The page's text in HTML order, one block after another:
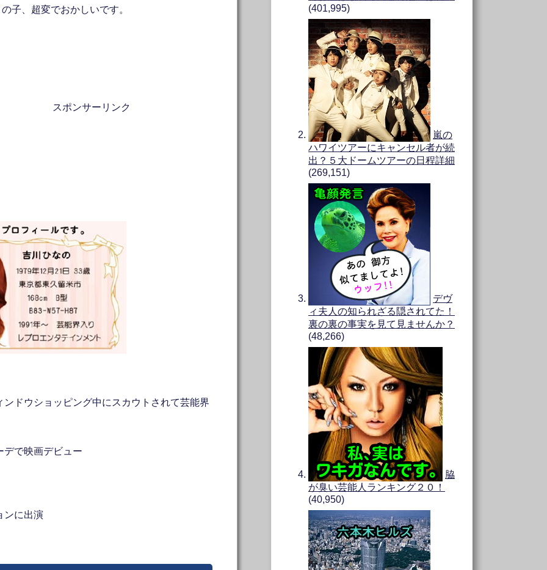
子、超変でおかしいです。
スポンサーリンク
ドウショッピング中にスカウトされて芸能界
で映画デビュー
ンに出演
(401,995)
嵐の
ハワイツアーにキャンセル者が続
出？５大ドームツアーの日程詳細
(269,151)
デヴ
ィ夫人の知られざる隠されてた！
裏の裏の事実を見て見ませんか？
(48,266)
脇
が臭い芸能人ランキング２０！
(40,950)